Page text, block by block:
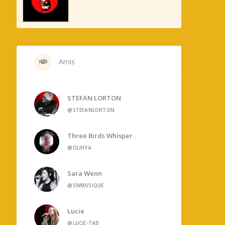
Amis
STEFAN LORTON
@STEFANLORTON
Three Birds Whisper
@OLIHYA
Sara Wenn
@SWMUSIQUE
Lucie
@LUCIE-TAB